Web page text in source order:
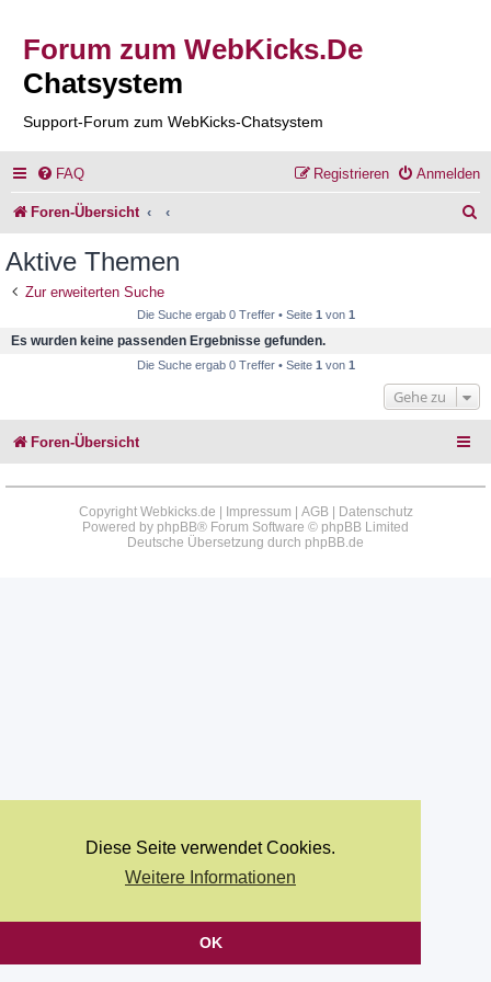
Diese Seite verwendet Cookies.
Weitere Informationen
OK
Forum zum WebKicks.De
Chatsystem
Support-Forum zum WebKicks-Chatsystem
FAQ Anmelden
Registrieren
Foren-Übersicht
Aktive Themen
Zur erweiterten Suche
Die Suche ergab 0 Treffer • Seite 1 von 1
Es wurden keine passenden Ergebnisse gefunden.
Die Suche ergab 0 Treffer • Seite 1 von 1
Gehe zu
Foren-Übersicht
Copyright Webkicks.de | Impressum AGB|
Datenschutz
Powered by phpBB® Forum Software © phpBB Limited
Deutsche Übersetzung durch phpBB.de